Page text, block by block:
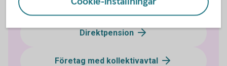
Erbjud medarbetarna löneväxling
Direktpension
Företag med kollektivavtal